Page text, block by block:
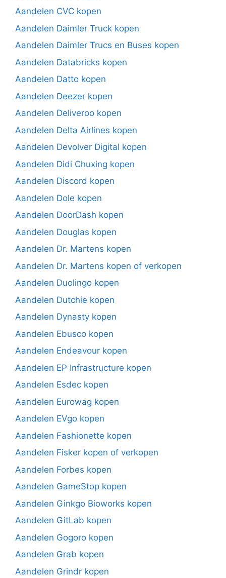
Aandelen CVC kopen
Aandelen Daimler Truck kopen
Aandelen Daimler Trucs en Buses kopen
Aandelen Databricks kopen
Aandelen Datto kopen
Aandelen Deezer kopen
Aandelen Deliveroo kopen
Aandelen Delta Airlines kopen
Aandelen Devolver Digital kopen
Aandelen Didi Chuxing kopen
Aandelen Discord kopen
Aandelen Dole kopen
Aandelen DoorDash kopen
Aandelen Douglas kopen
Aandelen Dr. Martens kopen
Aandelen Dr. Martens kopen of verkopen
Aandelen Duolingo kopen
Aandelen Dutchie kopen
Aandelen Dynasty kopen
Aandelen Ebusco kopen
Aandelen Endeavour kopen
Aandelen EP Infrastructure kopen
Aandelen Esdec kopen
Aandelen Eurowag kopen
Aandelen EVgo kopen
Aandelen Fashionette kopen
Aandelen Fisker kopen of verkopen
Aandelen Forbes kopen
Aandelen GameStop kopen
Aandelen Ginkgo Bioworks kopen
Aandelen GitLab kopen
Aandelen Gogoro kopen
Aandelen Grab kopen
Aandelen Grindr kopen